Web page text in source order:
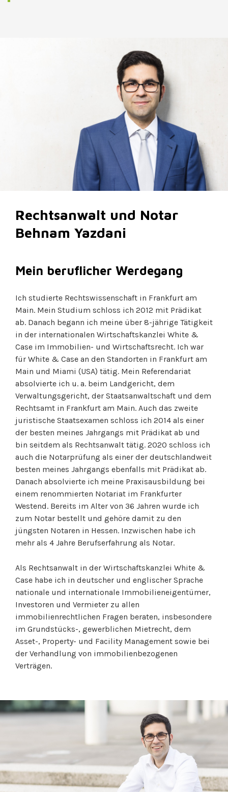
Rechtsanwalt und Notar
Behnam Yazdani
Mein beruflicher Werdegang
Ich studierte Rechtswissenschaft in Frankfurt am
Main. Mein Studium schloss ich 2012 mit Prädikat
ab. Danach begann ich meine über 8-jährige Tätigkeit
in der internationalen Wirtschaftskanzlei White &
Case im Immobilien- und Wirtschaftsrecht. Ich war
für White & Case an den Standorten in Frankfurt am
Main und Miami (USA) tätig. Mein Referendariat
absolvierte ich u. a. beim Landgericht, dem
Verwaltungsgericht, der Staatsanwaltschaft und dem
Rechtsamt in Frankfurt am Main. Auch das zweite
juristische Staatsexamen schloss ich 2014 als einer
der besten meines Jahrgangs mit Prädikat ab und
bin seitdem als Rechtsanwalt tätig. 2020 schloss ich
auch die Notarprüfung als einer der deutschlandweit
besten meines Jahrgangs ebenfalls mit Prädikat ab.
Danach absolvierte ich meine Praxisausbildung bei
einem renommierten Notariat im Frankfurter
Westend. Bereits im Alter von 36 Jahren wurde ich
zum Notar bestellt und gehöre damit zu den
jüngsten Notaren in Hessen. Inzwischen habe ich
mehr als 4 Jahre Berufserfahrung als Notar.
Als Rechtsanwalt in der Wirtschaftskanzlei White &
Case habe ich in deutscher und englischer Sprache
nationale und internationale Immobilieneigentümer,
Investoren und Vermieter zu allen
immobilienrechtlichen Fragen beraten, insbesondere
im Grundstücks-, gewerblichen Mietrecht, dem
Asset-, Property- und Facility Management sowie bei
der Verhandlung von immobilienbezogenen
Verträgen.